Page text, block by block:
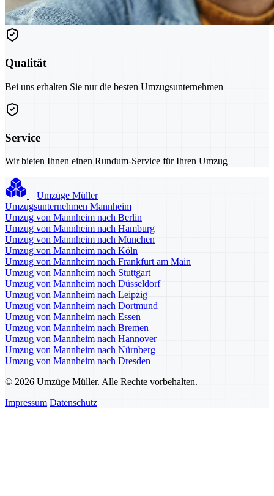
Qualität
Bei uns erhalten Sie nur die besten Umzugsunternehmen
Service
Wir bieten Ihnen einen Rundum-Service für Ihren Umzug
Umzüge Müller
Umzugsunternehmen Mannheim
Umzug von Mannheim nach Berlin
Umzug von Mannheim nach Hamburg
Umzug von Mannheim nach München
Umzug von Mannheim nach Köln
Umzug von Mannheim nach Frankfurt am Main
Umzug von Mannheim nach Stuttgart
Umzug von Mannheim nach Düsseldorf
Umzug von Mannheim nach Leipzig
Umzug von Mannheim nach Dortmund
Umzug von Mannheim nach Essen
Umzug von Mannheim nach Bremen
Umzug von Mannheim nach Hannover
Umzug von Mannheim nach Nürnberg
Umzug von Mannheim nach Dresden
© 2026 Umzüge Müller. Alle Rechte vorbehalten.
Impressum Datenschutz